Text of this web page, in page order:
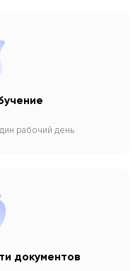
рабочий день
документов